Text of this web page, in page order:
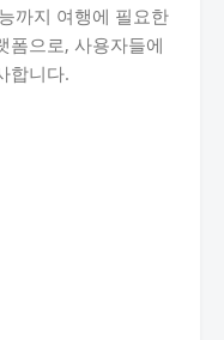
까지 여행에 필요한
폼으로, 사용자들에
합니다.